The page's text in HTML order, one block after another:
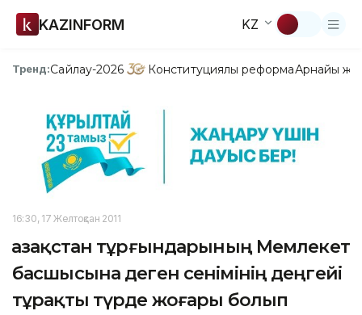
KAZINFORM KZ
Тренд:Сайлау-2026 Конституциялық реформаАрнайы
16:30, 17 Желтоқсан 2011
Қазақстан тұрғындарының Мемлекет
басшысына деген сенімінің деңгейі
тұрақты түрде жоғары болып